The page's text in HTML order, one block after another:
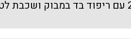
מזרן קפיצים מבודדים 160×200 עם ריפוד בד במבוק